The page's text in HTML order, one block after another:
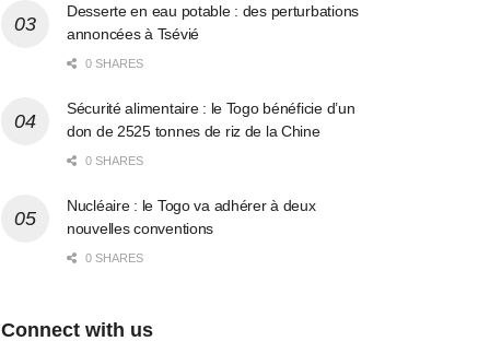
Desserte en eau potable : des perturbations
annoncées à Tsévié
0 SHARES
Sécurité alimentaire : le Togo bénéficie d’un
don de 2525 tonnes de riz de la Chine
0 SHARES
Nucléaire : le Togo va adhérer à deux
nouvelles conventions
0 SHARES
Connect with us